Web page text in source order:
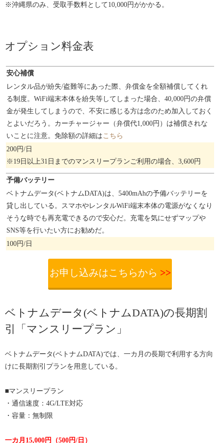
※沖縄県のみ、受取手数料として10,000円がかかる。
オプション料金表
安心補償
レンタル品が紛失/盗難等にあった際、弁償金を全額補償してくれ
る制度。WiFi端末本体を紛失等してしまった場合、40,000円の弁償
金が発生してしまうので、不安に感じる方は念のため加入しておく
とよいだろう。カーチャージャー（弁償代1,000円）は補償されな
いことに注意。免除額の詳細は こちら
200円/日
※19日以上31日までのマンスリープランご利用の場合、3,600円
予備バッテリー
ベトナムデータ(ベトナムDATA)は、5400mAhの予備バッテリーを
貸し出している。スマホやレンタルWiFi端末本体の電源がなくなり
そうな時でも再充電できるので安心だ。充電を気にせずマップや
SNS等を行いたい方にお勧めだ。
100円/日
お申し込みはこちらから >>
ベトナムデータ(ベトナムDATA)の長期割
引「マンスリープラン」
ベトナムデータ(ベトナムDATA)では、一カ月の長期で利用する方向
けに長期割引プランを用意している。
■マンスリープラン
・通信速度：4G/LTE対応
・容量：無制限
一カ月15,000円（500円/日）